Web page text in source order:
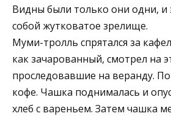
Видны были только они одни, и
собой жутковатое зрелище.
Муми-тролль спрятался за
как зачарованный, смотрел на
проследовавшие на веранду.
кофе. Чашка поднималась и
хлеб с вареньем. Затем чашка